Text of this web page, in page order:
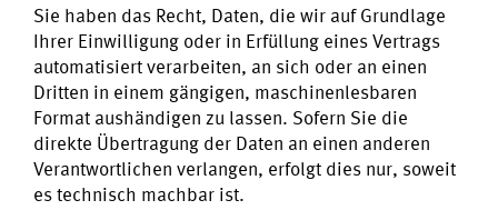
Sie haben das Recht, Daten, die wir auf Grundlage
Ihrer Einwilligung oder in Erfüllung eines Vertrags
automatisiert verarbeiten, an sich oder an einen
Dritten in einem gängigen, maschinenlesbaren
Format aushändigen zu lassen. Sofern Sie die
direkte Übertragung der Daten an einen anderen
Verantwortlichen verlangen, erfolgt dies nur, soweit
es technisch machbar ist.